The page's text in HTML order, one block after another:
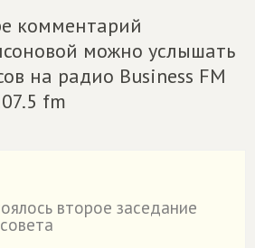
комментарий
можно услышать
на радио Business FM
fm
второе заседание